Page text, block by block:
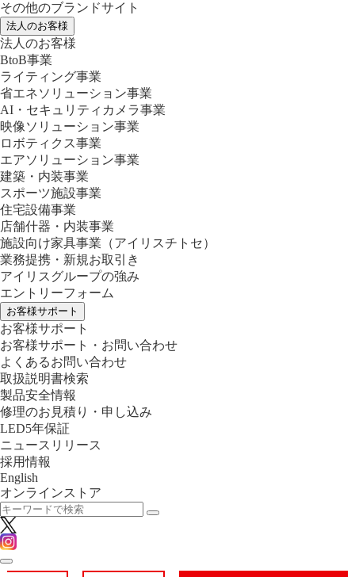
その他のブランドサイト
法人のお客様
法人のお客様
BtoB事業
ライティング事業
省エネソリューション事業
AI・セキュリティカメラ事業
映像ソリューション事業
ロボティクス事業
エアソリューション事業
建築・内装事業
スポーツ施設事業
住宅設備事業
店舗什器・内装事業
施設向け家具事業 （アイリスチトセ）
業務提携・新規お取引き
アイリスグループの強み
エントリーフォーム
お客様サポート
お客様サポート
お客様サポート・お問い合わせ
よくあるお問い合わせ
取扱説明書検索
製品安全情報
修理のお見積り・申し込み
LED5年保証
ニュースリリース
採用情報
English
オンラインストア